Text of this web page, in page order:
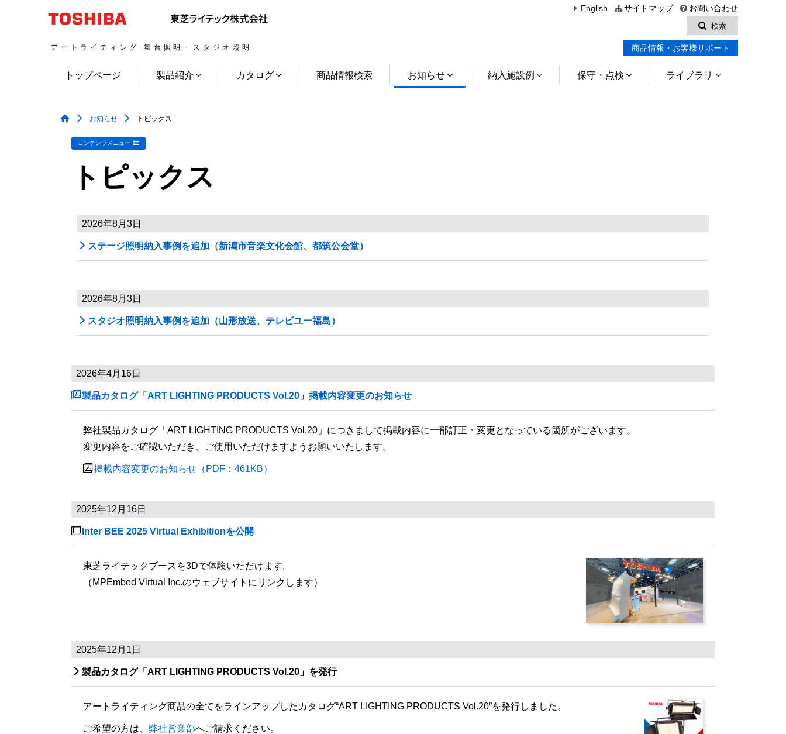
English サイトマップ
お問い合わせ
検索
アートライティング 舞台照明・スタジオ照明 商品情報・お客様サポート
トップページ 製品紹介 カタログ 商品情報検索 お知らせ 納入施設例 保守・点検 ライブラリ
お知らせ トピックス
コンテンツメニュー
トピックス
2026年8月3日
 ステージ照明納入事例を追加（新潟市音楽文化会館、都筑公会堂）
2026年8月3日
 スタジオ照明納入事例を追加（山形放送、テレビユー福島）
2026年4月16日
製品カタログ「ART LIGHTING PRODUCTS Vol.20」掲載内容変更のお知らせ
弊社製品カタログ「ART LIGHTING PRODUCTS Vol.20」につきまして掲載内容に一部訂正・変更となっている箇所がございます。
変更内容をご確認いただき、ご使用いただけますようお願いいたします。
掲載内容変更のお知らせ（PDF：461KB）
2025年12月16日
 Inter BEE 2025 Virtual Exhibitionを公開
東芝ライテックブースを3Dで体験いただけます。
（MPEmbed Virtual Inc.のウェブサイトにリンクします）
2025年12月1日
 製品カタログ「ART LIGHTING PRODUCTS Vol.20」を発行
アートライティング商品の全てをラインアップしたカタログ“ART LIGHTING PRODUCTS Vol.20”を発行しました。
ご希望の方は、 弊社営業部へご請求ください。